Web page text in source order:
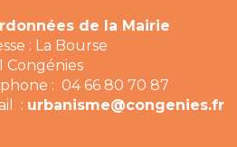
de la Mairie
: La Bourse
Congénies
: 04 66 80 70 87
: urbanisme@congenies.fr